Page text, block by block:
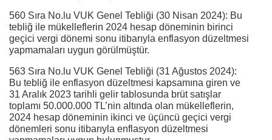
560 Sıra No.lu VUK Genel Tebliği (30 Nisan 2024): Bu
tebliğ ile mükelleflerin 2024 hesap döneminin birinci
geçici vergi dönemi sonu itibarıyla enflasyon düzeltmesi
yapmamaları uygun görülmüştür.
563 Sıra No.lu VUK Genel Tebliği (31 Ağustos 2024):
Bu tebliğ ile enflasyon düzeltmesi kapsamına giren ve
31 Aralık 2023 tarihli gelir tablosunda brüt satışlar
toplamı 50.000.000 TL’nin altında olan mükelleflerin,
2024 hesap döneminin ikinci ve üçüncü geçici vergi
dönemleri sonu itibarıyla enflasyon düzeltmesi